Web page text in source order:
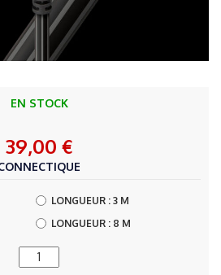
EN STOCK
39,00 €
LONGUEUR : 3 M
LONGUEUR : 8 M
quantité
de